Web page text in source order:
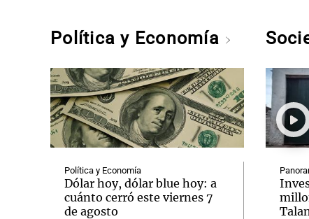
Política y Economía
Política y Economía
Dólar hoy, dólar blue hoy: a
cuánto cerró este viernes 7
de agosto